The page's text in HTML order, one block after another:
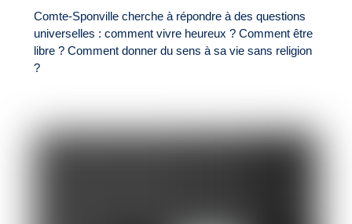
Comte-Sponville cherche à répondre à des questions
universelles : comment vivre heureux ? Comment être
libre ? Comment donner du sens à sa vie sans religion
?